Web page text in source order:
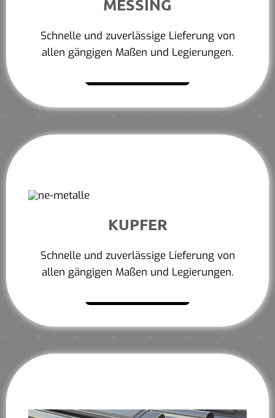
MESSING
Schnelle und zuverlässige Lieferung von
allen gängigen Maßen und Legierungen.
KUPFER
Schnelle und zuverlässige Lieferung von
allen gängigen Maßen und Legierungen.